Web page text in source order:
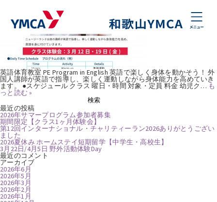
幼児【英語体育教室】参加者募集
2021年4月1日 natsumikobayashi
英語体育教室 PE Program in English 英語で楽しく身体を動かそう！ 外
国人講師が英語で指導し、楽しく運動しながら身体能力を高めていき
ます。 ●スケジュール クラス 曜日・時間 対象・定員 料金 幼児ク… も
っと読む »
検
索:
検索
最近の投稿
2026年サマープログラム参加者募集
期間限定【クラス1ヶ月体験会】
第12回インターナショナル・チャリティーラン2026ありがとうござい
ました
2026夏休み ホームステイ短期留学【中学生・高校生】
3月22日/4月5日 野外活動体験Day
最近のコメント
アーカイブ
2026年6月
2026年5月
2026年3月
2026年2月
2026年1月